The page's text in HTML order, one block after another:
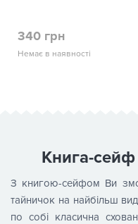
340 грн
Немає в наявності
Книга-сейф
З книгою-сейфом Ви
тайничок на найбільш
по собі класична